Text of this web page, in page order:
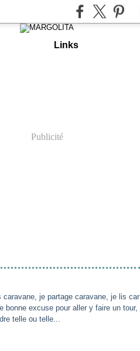
Links
Publicité
je partage caravane, je lis car
excuse pour aller y faire un tour,
telle ou telle...